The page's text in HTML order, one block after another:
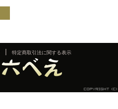
特定商取引法に関する表示